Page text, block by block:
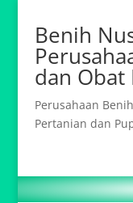
Benih
dan Obat
Perusahaan
Pertanian dan